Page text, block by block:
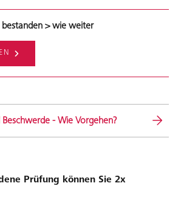
bestanden > wie weiter
Beschwerde - Wie Vorgehen?
Prüfung können Sie 2x